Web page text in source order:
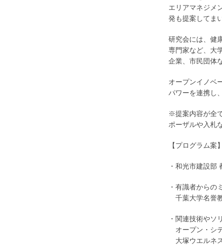
エリアマネジメ
発も提案してま
研究会には、健
専門家など、大
企業、市民団体
オープンイノベ
パワーを連携し
※提案内容が全
ポーザルや入札
【プログラム案
・和光市建設部
・有識者からの
千葉大学名
・関連技術やソ
オープン・シ
大塚ウエルネ